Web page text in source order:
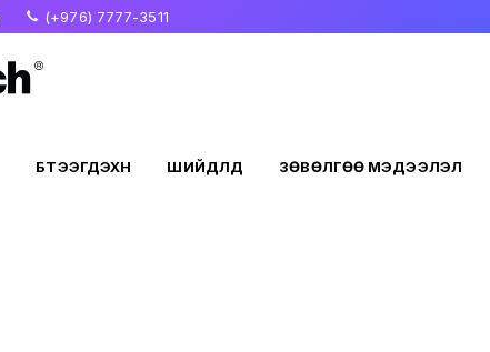
(+976) 7777-3511
БҮТЭЭГДЭХҮҮН ШИЙДЛҮҮД ЗӨВӨЛГӨӨ МЭДЭЭЛЭЛ